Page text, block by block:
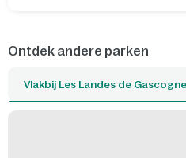
Ontdek andere parken
Vlakbij Les Landes de Gascogne